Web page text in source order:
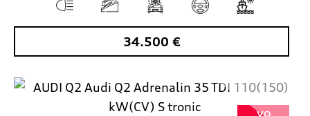
34.500 €